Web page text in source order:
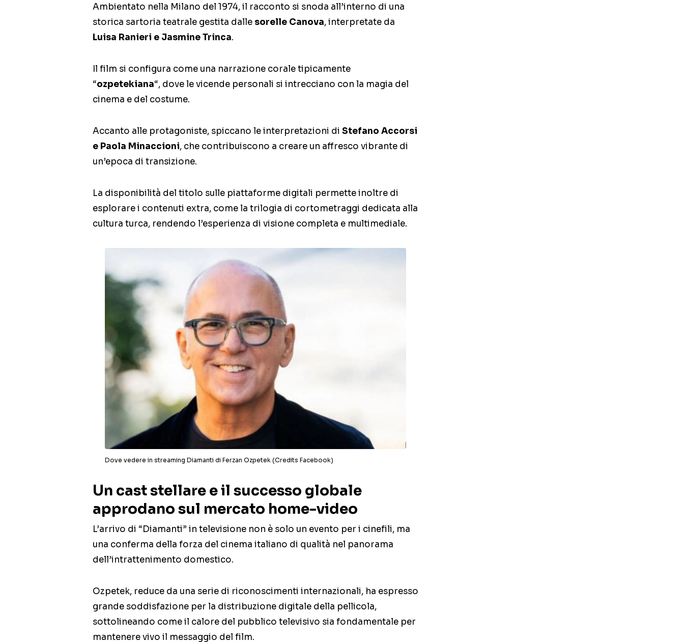
Ambientato nella Milano del 1974, il racconto si snoda all’interno di una
storica sartoria teatrale gestita dalle sorelle Canova, interpretate da
Luisa Ranieri e Jasmine Trinca.
Il film si configura come una narrazione corale tipicamente
“ozpetekiana“, dove le vicende personali si intrecciano con la magia del
cinema e del costume.
Accanto alle protagoniste, spiccano le interpretazioni di Stefano Accorsi
e Paola Minaccioni, che contribuiscono a creare un affresco vibrante di
un’epoca di transizione.
La disponibilità del titolo sulle piattaforme digitali permette inoltre di
esplorare i contenuti extra, come la trilogia di cortometraggi dedicata alla
cultura turca, rendendo l’esperienza di visione completa e multimediale.
Dove vedere in streaming Diamanti di Ferzan Ozpetek (Credits Facebook)
Un cast stellare e il successo globale
approdano sul mercato home-video
L’arrivo di “Diamanti” in televisione non è solo un evento per i cinefili, ma
una conferma della forza del cinema italiano di qualità nel panorama
dell’intrattenimento domestico.
Ozpetek, reduce da una serie di riconoscimenti internazionali, ha espresso
grande soddisfazione per la distribuzione digitale della pellicola,
sottolineando come il calore del pubblico televisivo sia fondamentale per
mantenere vivo il messaggio del film.